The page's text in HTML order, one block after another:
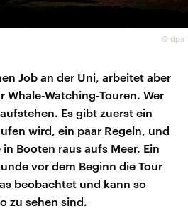
© dpa
Job an der Uni, arbeitet aber
Whale-Watching-Touren. Wer
Es gibt zuerst ein
wird, ein paar Regeln, und
Booten raus aufs Meer. Ein
vor dem Beginn die Tour
beobachtet und kann so
zu sehen sind.